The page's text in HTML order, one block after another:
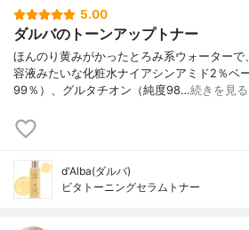
5.00
ダルバのトーンアップトナー
ほんのり黄みがかったとろみ系ウォーター
容液みたいな化粧水ナイアシンアミド2％ベ
99％）、グルタチオン（純度98…続きを見る
d'Alba(ダルバ)
ビタトーニングセラムトナー